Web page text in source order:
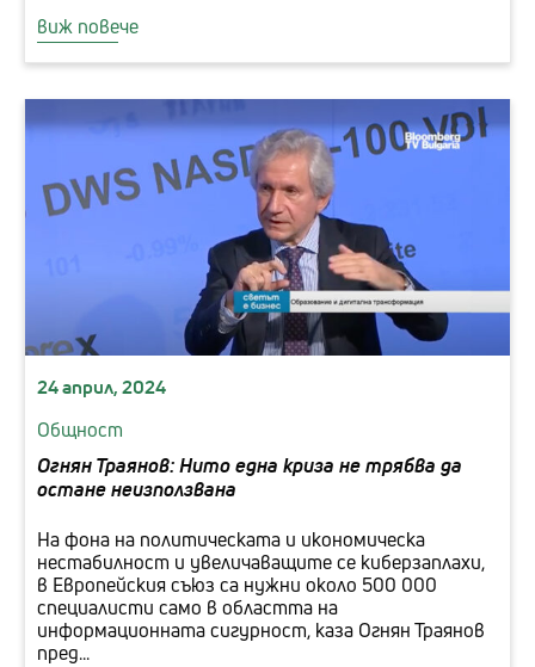
виж повече
24 април, 2024
Общност
Огнян Траянов: Нито една криза не трябва да
остане неизползвана
На фона на политическата и икономическа
нестабилност и увеличаващите се киберзаплахи,
в Европейския съюз са нужни около 500 000
специалисти само в областта на
информационната сигурност, каза Огнян Траянов
пред...